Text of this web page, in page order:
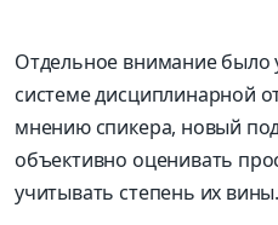
Отдельное внимание было
системе дисциплинарной
мнению спикера, новый
объективно оценивать
учитывать степень их вины.